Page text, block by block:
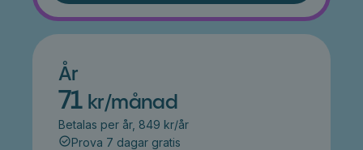
År
71 kr/månad
Betalas per år, 849 kr/år
Prova 7 dagar gratis